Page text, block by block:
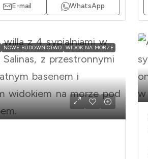
E-mail WhatsApp
NOWE BUDOWNICTWO WIDOK NA MORZE